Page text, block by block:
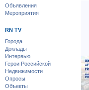
Объявления
Мероприятия
RN TV
Города
Доклады
Интервью
Герои Российской
Недвижимости
Опросы
Объекты